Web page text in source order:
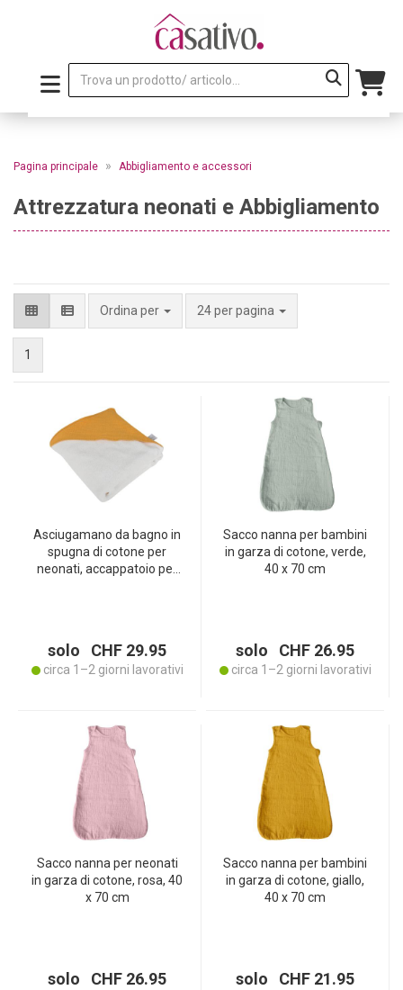
Pagina principale » Abbigliamento e accessori
Attrezzatura neonati e Abbigliamento
Ordina per 24 per pagina
1
Asciugamano da bagno in
spugna di cotone per
neonati, accappatoio per
solo CHF 29.95
circa 1–2 giorni lavorativi
Sacco nanna per bambini
in garza di cotone, verde,
40 x 70 cm
solo CHF 26.95
circa 1–2 giorni lavorativi
Sacco nanna per neonati
in garza di cotone, rosa, 40
x 70 cm
solo CHF 26.95
Sacco nanna per bambini
in garza di cotone, giallo,
40 x 70 cm
solo CHF 21.95